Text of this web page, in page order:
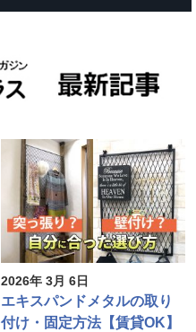
2026年 3月 6日
エキスパンドメタルの取り
付け・固定方法【賃貸OK】